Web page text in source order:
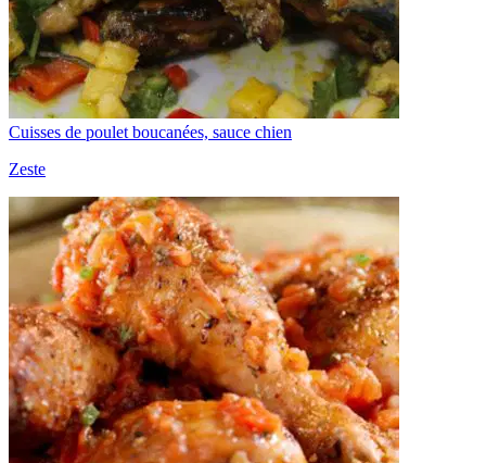
Cuisses de poulet boucanées, sauce chien
Zeste